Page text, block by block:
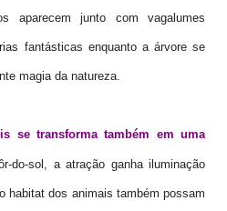
aparecem junto com vagalumes
fantásticas enquanto a árvore se
magia da natureza.
se transforma também em uma
do-sol, a atração ganha iluminação
habitat dos animais também possam